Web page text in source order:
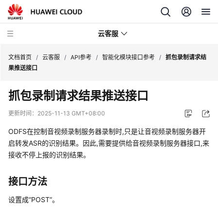
云客服
产
品
介
快
速
用
文档首页 / 云客服 / API参考 / 智能化模块接口参考 / 抓包录制请求结
果推送接口
抓包录制请求结果推送接口
更新时间： 2025-11-13 GMT+08:00
ODFS在控制音视频录制服务器录制时,只是让音视频录制服务器开
启转发ASR的识别结果。因此,需要提供给音视频录制服务器接口,来
接收不停上报的识别结果。
接口方法
设置成“POST”。